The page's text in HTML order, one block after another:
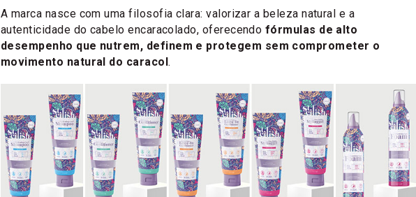
A marca nasce com uma filosofia clara: valorizar a beleza natural e a
autenticidade do cabelo encaracolado, oferecendo fórmulas de alto
desempenho que nutrem, definem e protegem sem comprometer o
movimento natural do caracol.